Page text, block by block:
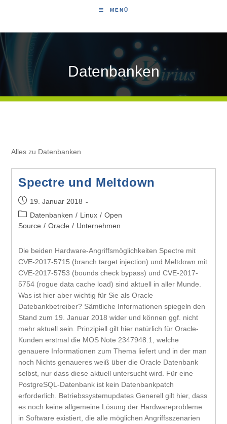
MENÜ
Datenbanken
Alles zu Datenbanken
Spectre und Meltdown
19. Januar 2018
Datenbanken / Linux / Open
Source / Oracle / Unternehmen
Die beiden Hardware-Angriffsmöglichkeiten Spectre mit
CVE-2017-5715 (branch target injection) und Meltdown mit
CVE-2017-5753 (bounds check bypass) und CVE-2017-
5754 (rogue data cache load) sind aktuell in aller Munde.
Was ist hier aber wichtig für Sie als Oracle
Datebankbetreiber? Sämtliche Informationen spiegeln den
Stand zum 19. Januar 2018 wider und können ggf. nicht
mehr aktuell sein. Prinzipiell gilt hier natürlich für Oracle-
Kunden erstmal die MOS Note 2347948.1, welche
genauere Informationen zum Thema liefert und in der man
noch Nichts genaueres weiß über die Oracle Datenbank
selbst, nur dass diese aktuell untersucht wird. Für eine
PostgreSQL-Datenbank ist kein Datenbankpatch
erforderlich. Betriebssystemupdates Generell gilt hier, dass
es noch keine allgemeine Lösung der Hardwareprobleme
in Software existiert, die alle möglichen Angriffsszenarien